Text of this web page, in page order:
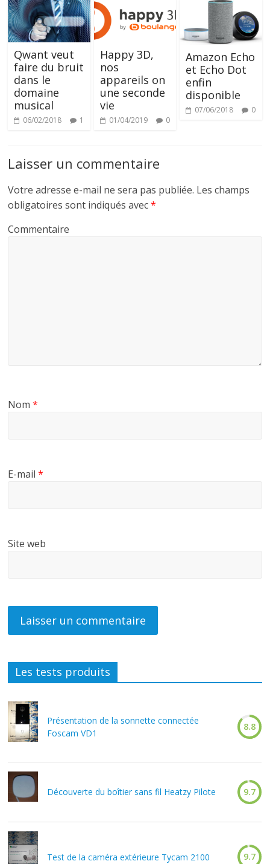
Qwant veut
faire du bruit
dans le
domaine
musical
06/02/2018 1
Happy 3D,
nos
appareils on
une seconde
vie
01/04/2019 0
Amazon Echo
et Echo Dot
enfin
disponible
07/06/2018 0
Laisser un commentaire
Votre adresse e-mail ne sera pas publiée. Les champs
obligatoires sont indiqués avec*
Commentaire
Nom*
E-mail*
Site web
Les tests produits
Présentation de la sonnette connectée
Foscam VD1
8.8
Découverte du boîtier sans fil Heatzy Pilote 9.7
Test de la caméra extérieure Tycam 2100 9.7